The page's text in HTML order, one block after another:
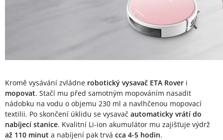
Kromě vysávání zvládne robotický vysavač ETA Rover i
mopovat. Stačí mu před samotným mopováním nasadit
nádobku na vodu o objemu 230 ml a navlhčenou mopovací
textilii. Po skončení úklidu se vysavač automaticky vrátí do
nabíjecí stanice. Kvalitní Li-ion akumulátor mu zajišťuje výdrž
až 110 minut a nabíjení pak trvá cca 4-5 hodin.